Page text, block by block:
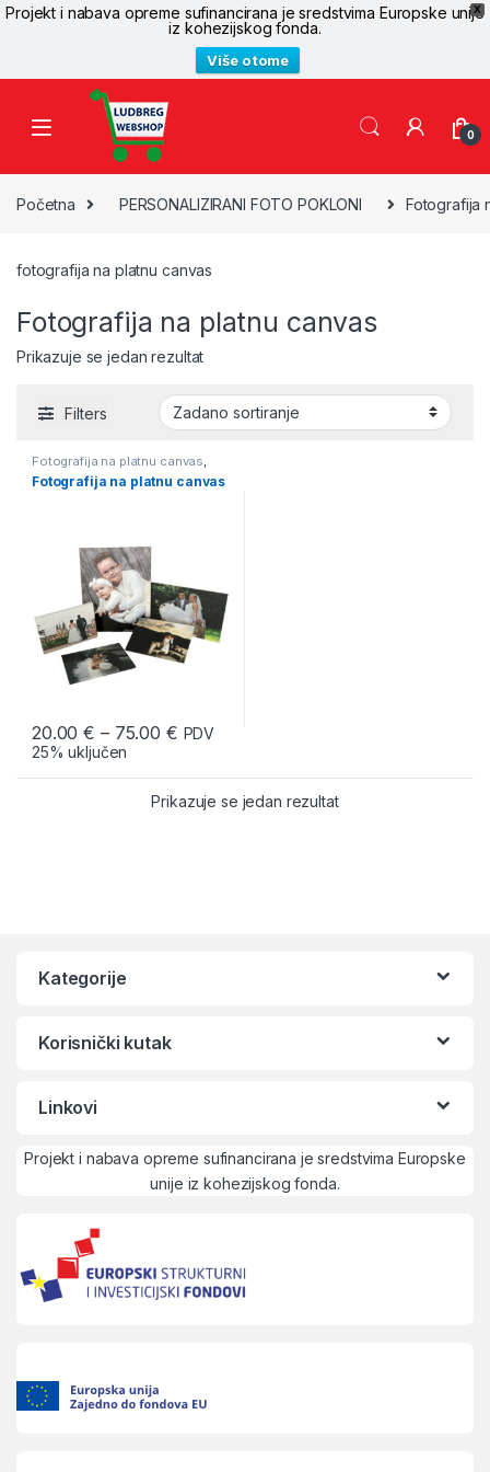
X
Projekt i nabava opreme sufinancirana je sredstvima Europske unije
iz kohezijskog fonda.
Više o tome
Skip to navigation
Skip to content
0
Početna PERSONALIZIRANI FOTO POKLONI Fotografija
fotografija na platnu canvas
Fotografija na platnu canvas
Prikazuje se jedan rezultat
Filters
Fotografija na platnu canvas,
PERSONALIZIRANI FOTO
POKLONI
Fotografija na platnu canvas
20.00€ – 75.00 € PDV
25% uključen
Prikazuje se jedan rezultat
Kategorije
Korisnički kutak
Linkovi
Projekt i nabava opreme sufinancirana je sredstvima Europske
unije iz kohezijskog fonda.